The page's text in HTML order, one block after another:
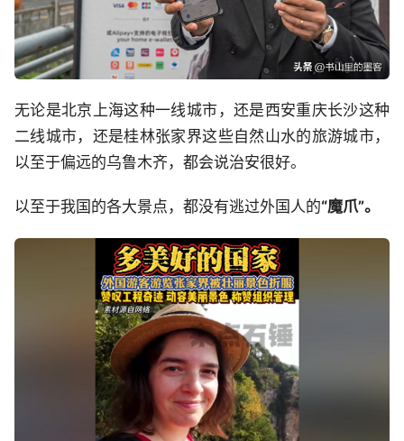
无论是北京上海这种一线城市，还是西安重庆长沙这种
二线城市，还是桂林张家界这些自然山水的旅游城市，
以至于偏远的乌鲁木齐，都会说治安很好。
以至于我国的各大景点，都没有逃过外国人的“魔爪”。